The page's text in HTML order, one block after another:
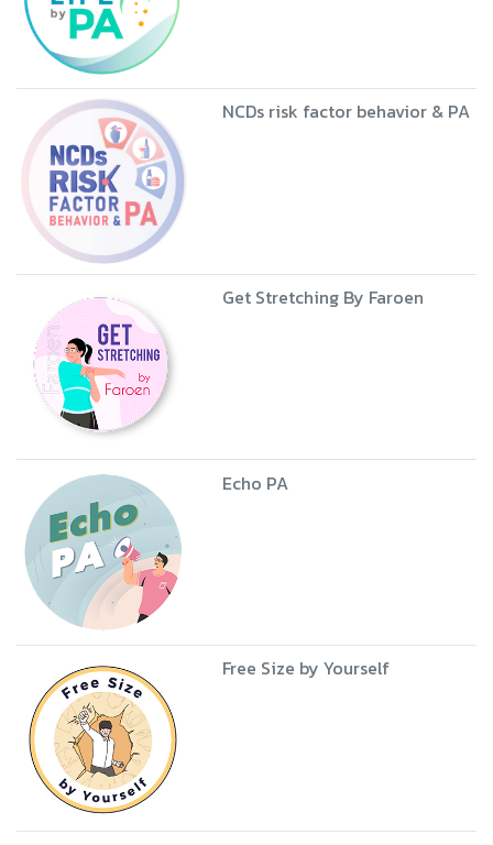
NCDs risk factor behavior & PA
Get Stretching By Faroen
Echo PA
Free Size by Yourself